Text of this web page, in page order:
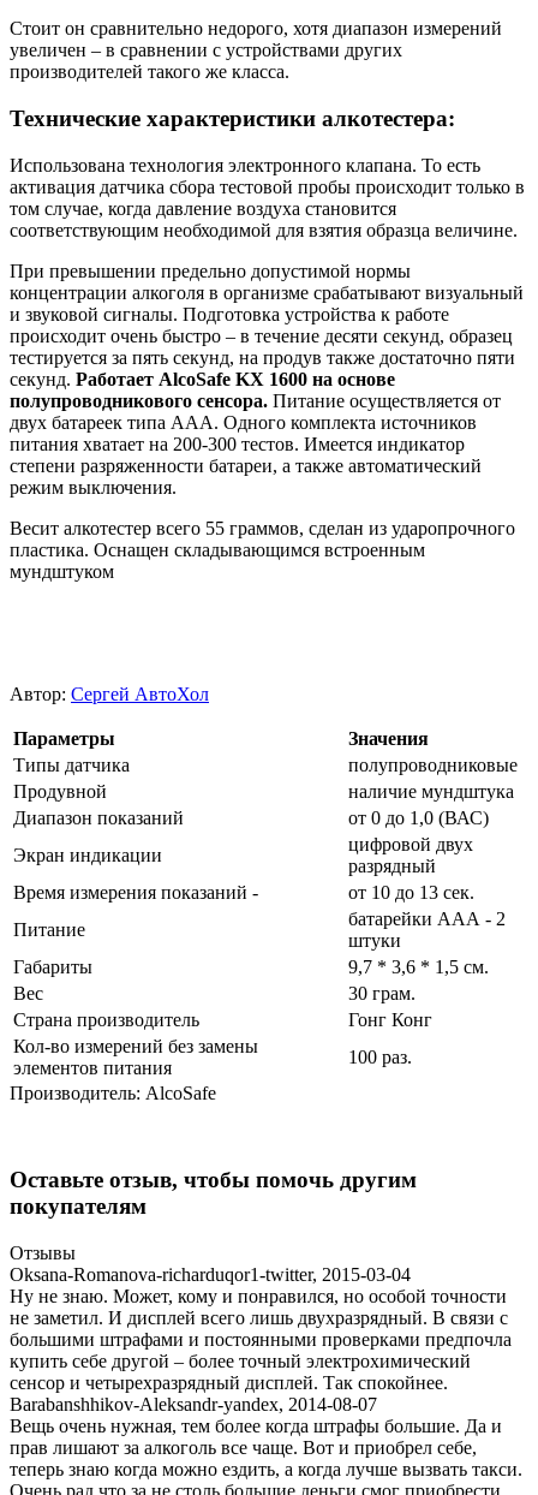
Стоит он сравнительно недорого, хотя диапазон измерений
увеличен – в сравнении с устройствами других
производителей такого же класса.
Технические характеристики алкотестера:
Использована технология электронного клапана. То есть
активация датчика сбора тестовой пробы происходит только в
том случае, когда давление воздуха становится
соответствующим необходимой для взятия образца величине.
При превышении предельно допустимой нормы
концентрации алкоголя в организме срабатывают визуальный
и звуковой сигналы. Подготовка устройства к работе
происходит очень быстро – в течение десяти секунд, образец
тестируется за пять секунд, на продув также достаточно пяти
секунд. Работает AlcoSafe KX 1600 на основе
полупроводникового сенсора. Питание осуществляется от
двух батареек типа ААА. Одного комплекта источников
питания хватает на 200-300 тестов. Имеется индикатор
степени разряженности батареи, а также автоматический
режим выключения.
Весит алкотестер всего 55 граммов, сделан из ударопрочного
пластика. Оснащен складывающимся встроенным
мундштуком
Автор: Сергей АвтоХол
Параметры
Значения
Типы датчика
полупроводниковые
Продувной
наличие мундштука
Диапазон показаний
от 0 до 1,0 (ВАС)
Экран индикации
цифровой двух
разрядный
Время измерения показаний -
от 10 до 13 сек.
Питание
батарейки ААА - 2
штуки
Габариты
9,7 * 3,6 * 1,5 см.
Вес
30 грам.
Страна производитель
Гонг Конг
Кол-во измерений без замены
элементов питания
100 раз.
Производитель: AlcoSafe
Оставьте отзыв, чтобы помочь другим
покупателям
Отзывы
Oksana-Romanova-richarduqor1-twitter, 2015-03-04
Ну не знаю. Может, кому и понравился, но особой точности
не заметил. И дисплей всего лишь двухразрядный. В связи с
большими штрафами и постоянными проверками предпочла
купить себе другой – более точный электрохимический
сенсор и четырехразрядный дисплей. Так спокойнее.
Barabanshhikov-Aleksandr-yandex, 2014-08-07
Вещь очень нужная, тем более когда штрафы большие. Да и
прав лишают за алкоголь все чаще. Вот и приобрел себе,
теперь знаю когда можно ездить, а когда лучше вызвать такси.
Очень рад что за не столь большие деньги смог приобрести.